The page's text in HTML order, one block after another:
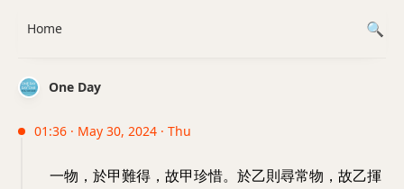
One Day
01:36 · May 30, 2024 · Thu
一物，於甲難得，故甲珍惜。於乙則尋常物，故乙揮
Home